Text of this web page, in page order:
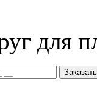
для
Заказать